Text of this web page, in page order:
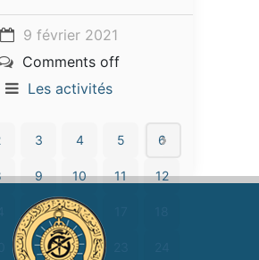
9 février 2021
Comments off
Les activités
3 4 5 6
9 10 11 12
15 16
21 22